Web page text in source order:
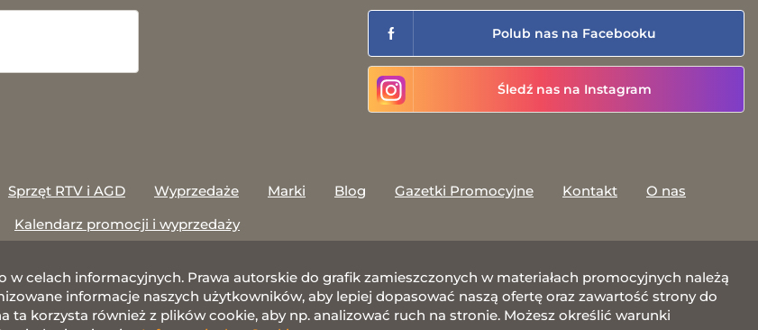
Polub nas na Facebooku
Śledź nas na Instagram
Sprzęt RTV i AGD Wyprzedaże Marki Blog Gazetki Promocyjne Kontakt
O nas
Kalendarz promocji i wyprzedaży
w celach informacyjnych. Prawa autorskie do grafik zamieszczonych w materiałach promocyjnych należą
informacje naszych użytkowników, aby lepiej dopasować naszą ofertę oraz zawartość strony do
korzysta również z plików cookie, aby np. analizować ruch na stronie. Możesz określić warunki